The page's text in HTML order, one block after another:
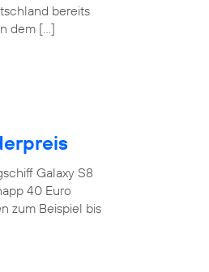
bereits
dem […]
Galaxy S8
40 Euro
zum Beispiel bis